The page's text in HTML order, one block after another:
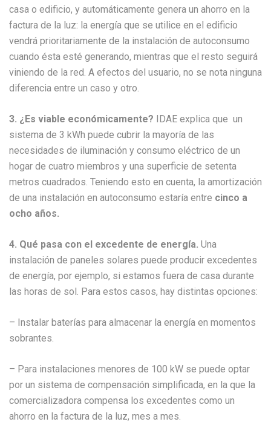
casa o edificio, y automáticamente genera un ahorro en la
factura de la luz: la energía que se utilice en el edificio
vendrá prioritariamente de la instalación de autoconsumo
cuando ésta esté generando, mientras que el resto seguirá
viniendo de la red. A efectos del usuario, no se nota ninguna
diferencia entre un caso y otro.
3. ¿Es viable económicamente? IDAE explica que un
sistema de 3 kWh puede cubrir la mayoría de las
necesidades de iluminación y consumo eléctrico de un
hogar de cuatro miembros y una superficie de setenta
metros cuadrados. Teniendo esto en cuenta, la amortización
de una instalación en autoconsumo estaría entre cinco a
ocho años.
4. Qué pasa con el excedente de energía. Una
instalación de paneles solares puede producir excedentes
de energía, por ejemplo, si estamos fuera de casa durante
las horas de sol. Para estos casos, hay distintas opciones:
– Instalar baterías para almacenar la energía en momentos
sobrantes.
– Para instalaciones menores de 100 kW se puede optar
por un sistema de compensación simplificada, en la que la
comercializadora compensa los excedentes como un
ahorro en la factura de la luz, mes a mes.